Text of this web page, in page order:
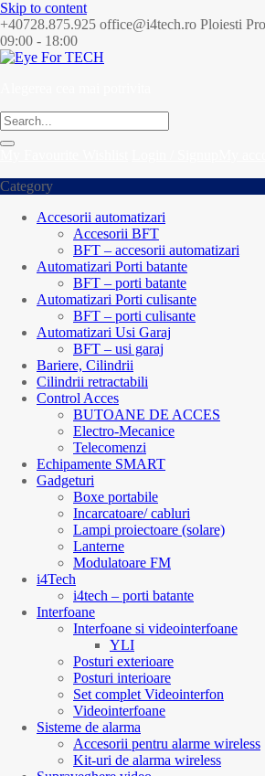
Skip to content
+40728.875.925 office@i4tech.ro Ploiesti
09:00 - 18:00
Category
Accesorii automatizari
Accesorii BFT
BFT – accesorii automatizari
Automatizari Porti batante
BFT – porti batante
Automatizari Porti culisante
BFT – porti culisante
Automatizari Usi Garaj
BFT – usi garaj
Bariere, Cilindrii
Cilindrii retractabili
Control Acces
BUTOANE DE ACCES
Electro-Mecanice
Telecomenzi
Echipamente SMART
Gadgeturi
Boxe portabile
Incarcatoare/ cabluri
Lampi proiectoare (solare)
Lanterne
Modulatoare FM
i4Tech
i4tech – porti batante
Interfoane
Interfoane si videointerfoane
YLI
Posturi exterioare
Posturi interioare
Set complet Videointerfon
Videointerfoane
Sisteme de alarma
Accesorii pentru alarme wireless
Kit-uri de alarma wireless